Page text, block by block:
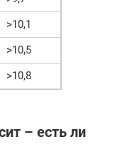
>10,1
>10,5
>10,8
– есть ли